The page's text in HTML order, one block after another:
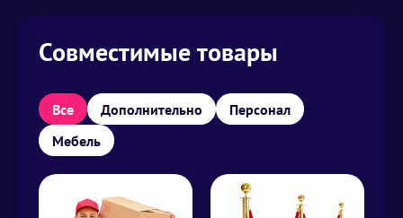
Совместимые товары
Все Дополнительно
Персонал
Мебель